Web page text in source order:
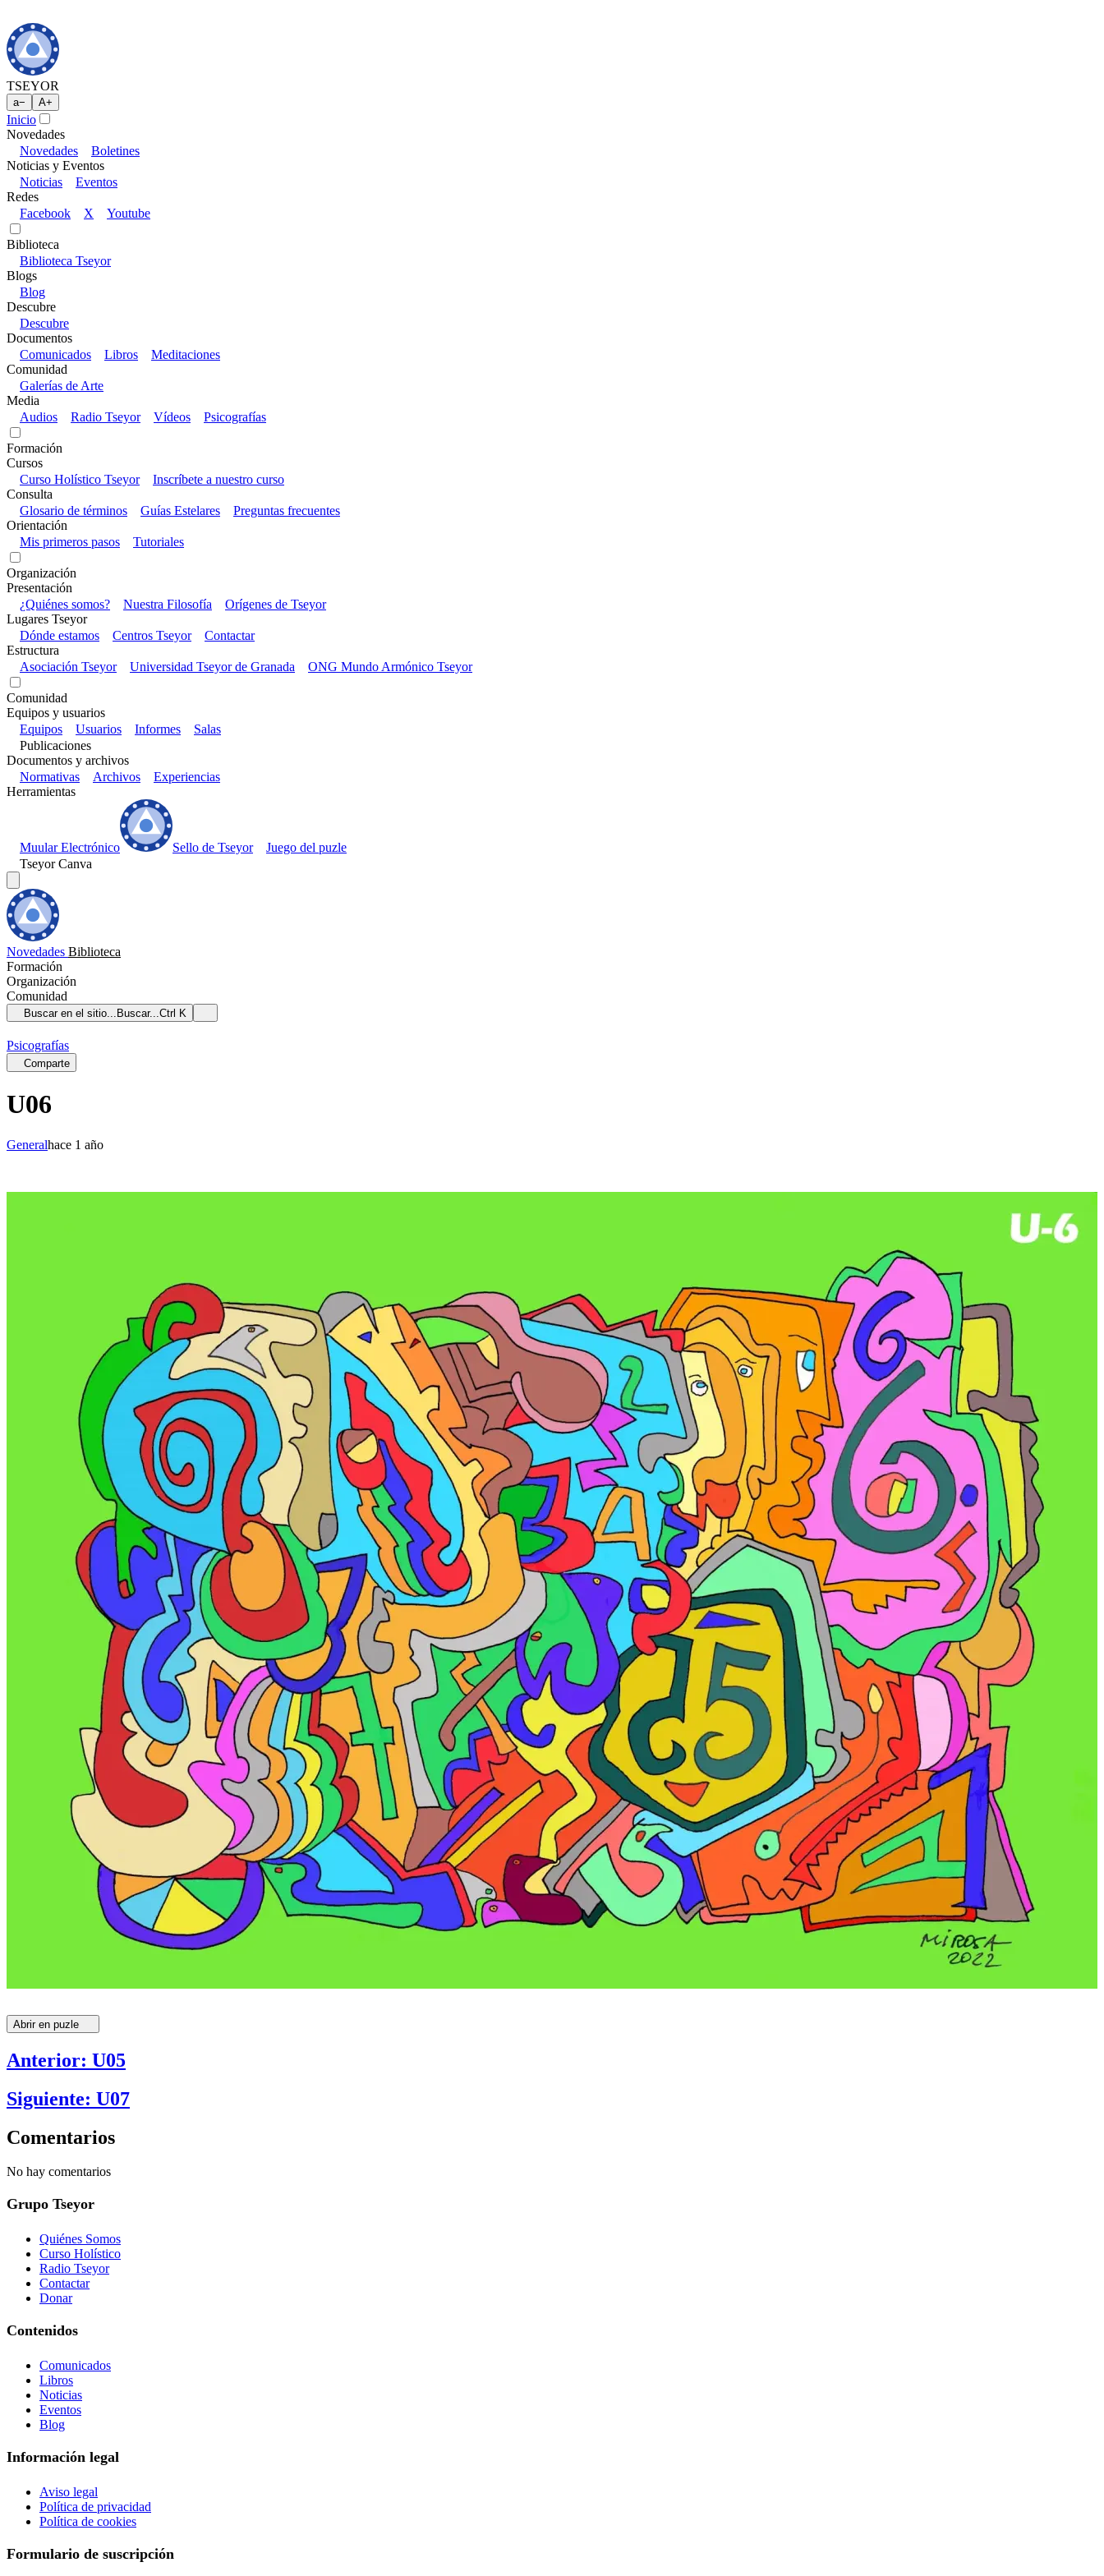
TSEYOR
a− A+
Inicio
Novedades
Novedades
Boletines
Noticias y Eventos
Noticias
Eventos
Redes
Facebook
X Youtube
Biblioteca
Biblioteca Tseyor
Blogs
Blog
Descubre
Descubre
Documentos
Comunicados
Libros
Meditaciones
Comunidad
Galerías de Arte
Media
Audios
Radio Tseyor Vídeos Psicografías
Formación
Cursos
Curso Holístico Tseyor
Inscríbete a nuestro curso
Consulta
Glosario de términos
Guías Estelares
Preguntas frecuentes
Orientación
Mis primeros pasos
Tutoriales
Organización
Presentación
¿Quiénes somos?
Nuestra Filosofía
Orígenes de Tseyor
Lugares Tseyor
Dónde estamos
Centros Tseyor
Contactar
Estructura
Asociación Tseyor
Universidad Tseyor de Granada ONG Mundo Armónico Tseyor
Comunidad
Equipos y usuarios
Equipos
Usuarios Informes
Salas
Publicaciones
Documentos y archivos
Normativas
Archivos
Experiencias
Herramientas
Muular Electrónico Sello de Tseyor
Juego del puzle
Tseyor Canva
Novedades Biblioteca
Formación
Organización
Comunidad
Buscar en el sitio... Buscar...Ctrl K
Psicografías
Comparte
U06
Generalhace 1 año
Abrir en puzle
Anterior: U05
Siguiente: U07
Comentarios
No hay comentarios
Grupo Tseyor
Quiénes Somos
Curso Holístico
Radio Tseyor
Contactar
Donar
Contenidos
Comunicados
Libros
Noticias
Eventos
Blog
Información legal
Aviso legal
Política de privacidad
Política de cookies
Formulario de suscripción